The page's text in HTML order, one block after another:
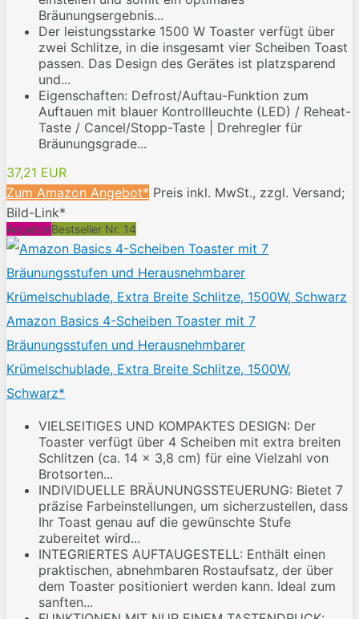
Bräunungsergebnis...
Der leistungsstarke 1500 W Toaster verfügt über
zwei Schlitze, in die insgesamt vier Scheiben Toast
passen. Das Design des Gerätes ist platzsparend
und...
Eigenschaften: Defrost/Auftau-Funktion zum
Auftauen mit blauer Kontrollleuchte (LED) / Reheat-
Taste / Cancel/Stopp-Taste | Drehregler für
Bräunungsgrade...
37,21 EUR
Zum Amazon Angebot* Preis inkl. MwSt., zzgl. Versand;
Bild-Link*
AngebotBestseller Nr. 14
Amazon Basics 4-Scheiben Toaster mit 7
Bräunungsstufen und Herausnehmbarer
Krümelschublade, Extra Breite Schlitze, 1500W,
Schwarz*
VIELSEITIGES UND KOMPAKTES DESIGN: Der
Toaster verfügt über 4 Scheiben mit extra breiten
Schlitzen (ca. 14 x 3,8 cm) für eine Vielzahl von
Brotsorten...
INDIVIDUELLE BRÄUNUNGSSTEUERUNG: Bietet 7
präzise Farbeinstellungen, um sicherzustellen, dass
Ihr Toast genau auf die gewünschte Stufe
zubereitet wird...
INTEGRIERTES AUFTAUGESTELL: Enthält einen
praktischen, abnehmbaren Rostaufsatz, der über
dem Toaster positioniert werden kann. Ideal zum
sanften...